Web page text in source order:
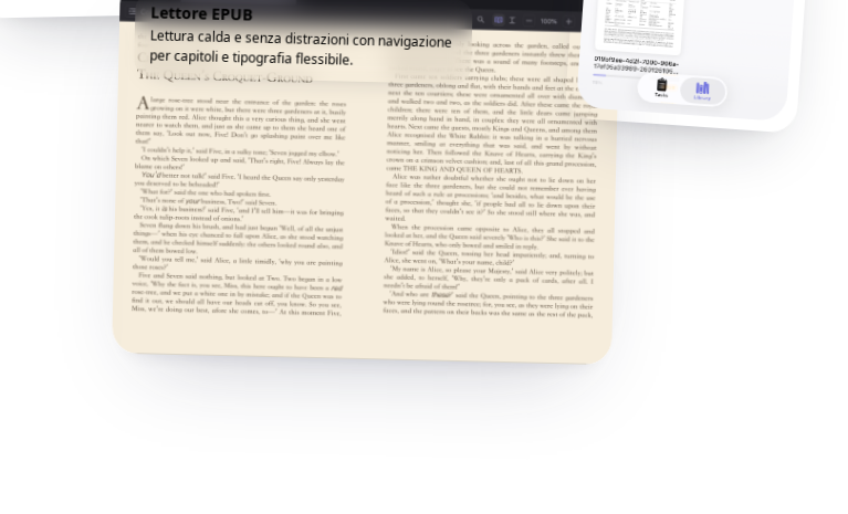
Lettore EPUB
Lettura calda e senza distrazioni con navigazione
per capitoli e tipografia flessibile.